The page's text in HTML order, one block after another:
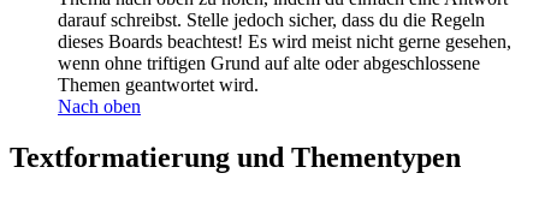
darauf schreibst. Stelle jedoch sicher, dass du die Regeln
dieses Boards beachtest! Es wird meist nicht gerne gesehen,
wenn ohne triftigen Grund auf alte oder abgeschlossene
Themen geantwortet wird.
Nach oben
Textformatierung und Thementypen